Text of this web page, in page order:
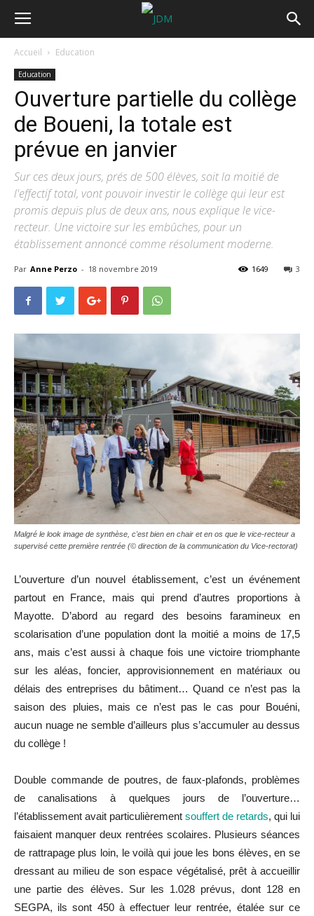
Accueil Education
Education
Ouverture partielle du collège
de Boueni, la totale est
prévue en janvier
Sur ces deux jours, prés de 500 élèves, soit la moitié de
l'effectif total, vont pouvoir investir le collège qui leur est
promis depuis plus de deux ans, nous explique le vice-
recteur. Une victoire sur les embûches, pour un
établissement annoncé comme résolument moderne.
Par Anne Perzo - 18 novembre 2019 3
1649
Malgré le look image de synthèse, c'est bien en chair et en os que le vice-recteur a
supervisé cette première rentrée (© direction de la communication du Vice-rectorat)
L’ouverture d’un nouvel établissement, c’est un événement
partout en France, mais qui prend d’autres proportions à
Mayotte. D’abord au regard des besoins faramineux en
scolarisation d’une population dont la moitié a moins de 17,5
ans, mais c’est aussi à chaque fois une victoire triomphante
sur les aléas, foncier, approvisionnement en matériaux ou
délais des entreprises du bâtiment… Quand ce n’est pas la
saison des pluies, mais ce n’est pas le cas pour Bouéni,
aucun nuage ne semble d’ailleurs plus s’accumuler au dessus
du collège !
Double commande de poutres, de faux-plafonds, problèmes
de canalisations à quelques jours de l’ouverture…
l’établissement avait particulièrement souffert de retards, qui lui
faisaient manquer deux rentrées scolaires. Plusieurs séances
de rattrapage plus loin, le voilà qui joue les bons élèves, en se
dressant au milieu de son espace végétalisé, prêt à accueillir
une partie des élèves. Sur les 1.028 prévus, dont 128 en
SEGPA, ils sont 450 à effectuer leur rentrée, étalée sur ce